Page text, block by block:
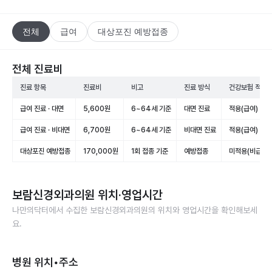
전체 급여 대상포진 예방접종
전체 진료비
진료 항목 진료비 비고 진료 방식 건강보험 적용
급여 진료 · 대면 5,600원 6~64세 기준 대면 진료 적용(급여)
급여 진료 · 비대면 6,700원 6~64세 기준 비대면 진료 적용(급여)
대상포진 예방접종 170,000원 1회 접종 기준 예방접종 미적용(비급여)
보람신경외과의원 위치·영업시간
나만의닥터에서 수집한 보람신경외과의원의 위치와 영업시간을 확인해보세
요.
병원 위치•주소